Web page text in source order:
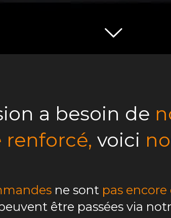
a besoin de
renforcé, voici
ne sont pas
être passées via